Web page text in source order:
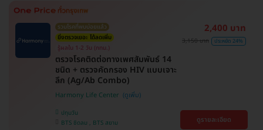
รวมโรคที่พบบ่อยแล้ว
ยิ่งตรวจเยอะ ได้ลดเพิ่ม
รู้ผลใน 1-2 วัน (กทม.)
ตรวจโรคติดต่อทางเพศสัมพันธ์ 14
ชนิด + ตรวจคัดกรอง HIV แบบเจาะ
ลึก (Ag/Ab Combo)
Harmony Life Center
ปทุมวัน
BTS ชิดลม , BTS สยาม
2,400 บาท
3,150 บาท ประหยัด 24%
ดูรายละเอียด